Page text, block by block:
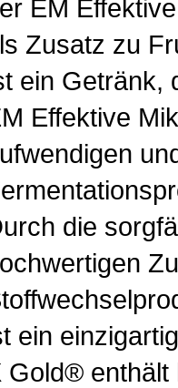
EM
Zusatz zu
ein Getränk,
Effektive
die
ein
Gold® enthält